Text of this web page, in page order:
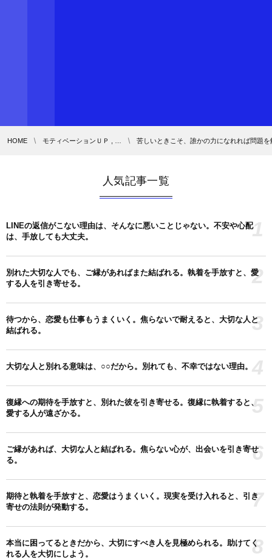
HOME モティベーションＵＰ , … 苦しいときこそ、誰かの力になれれば問題
人気記事一覧
LINEの返信がこない理由は、そんなに悪いことじゃない。不安や心配
は、手放しても大丈夫。
1
別れた大切な人でも、ご縁があればまた結ばれる。執着を手放すと、愛
する人を引き寄せる。
2
待つから、恋愛も仕事もうまくいく。焦らないで耐えると、大切な人と
結ばれる。
3
大切な人と別れる意味は、○○だから。別れても、不幸ではない理由。 4
復縁への期待を手放すと、別れた彼を引き寄せる。復縁に執着すると、
愛する人が遠ざかる。
5
ご縁があれば、大切な人と結ばれる。焦らない心が、出会いを引き寄せ
る。
6
期待と執着を手放すと、恋愛はうまくいく。現実を受け入れると、引き
寄せの法則が発動する。
7
本当に困ってるときだから、大切にすべき人を見極められる。助けてく
れる人を大切にしよう。
8